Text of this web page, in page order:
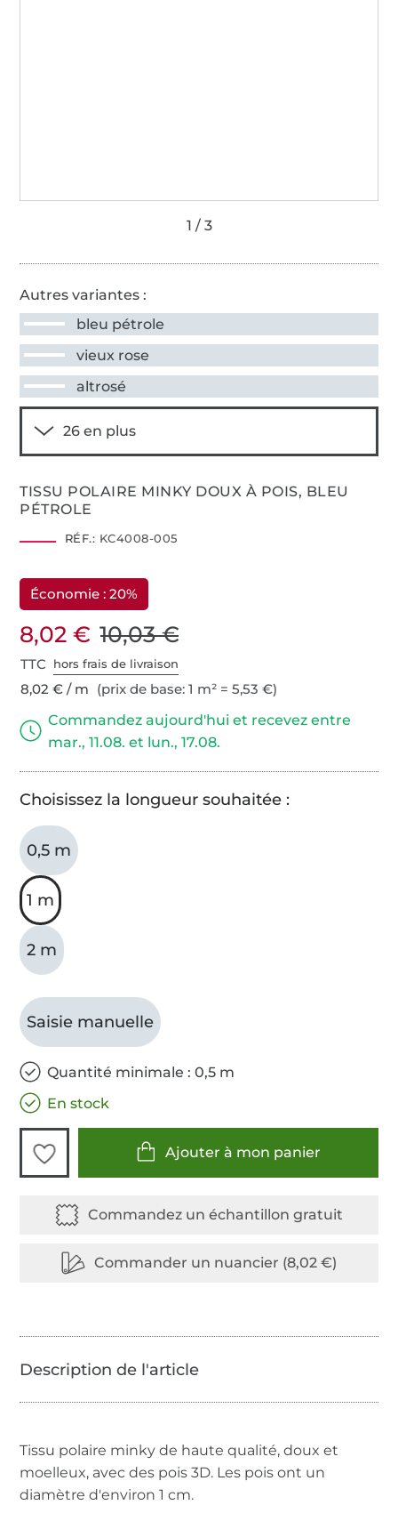
Autres variantes :
bleu pétrole
vieux rose
altrosé
TISSU POLAIRE MINKY DOUX À POIS, BLEU
PÉTROLE
RÉF.: KC4008-005
Économie : 20%
8,02 € 10,03 €
TTC hors frais de livraison
8,02 € / m (prix de base: 1 m² = 5,53 €)
Commandez aujourd'hui et recevez entre
mar., 11.08. et lun., 17.08.
Choisissez la longueur souhaitée :
0,5 m
1 m
2 m
Saisie manuelle
Quantité minimale : 0,5 m
En stock
Ajouter à mon panier
Tissu polaire minky de haute qualité, doux et
moelleux, avec des pois 3D. Les pois ont un
diamètre d'environ 1 cm.